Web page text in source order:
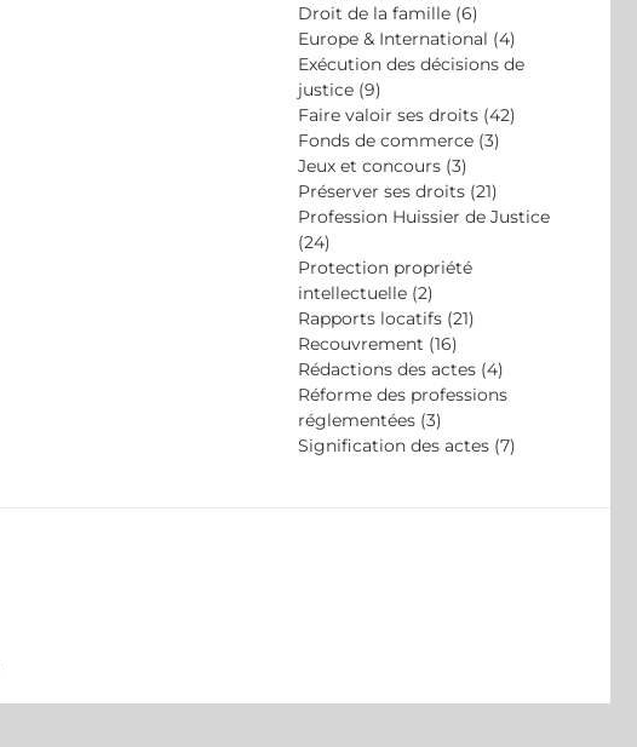
Droit de la famille (6)
Europe & International (4)
Exécution des décisions de
justice (9)
Faire valoir ses droits (42)
Fonds de commerce (3)
Jeux et concours (3)
Préserver ses droits (21)
Profession Huissier de Justice
(24)
Protection propriété
intellectuelle (2)
Rapports locatifs (21)
Recouvrement (16)
Rédactions des actes (4)
Réforme des professions
réglementées (3)
Signification des actes (7)